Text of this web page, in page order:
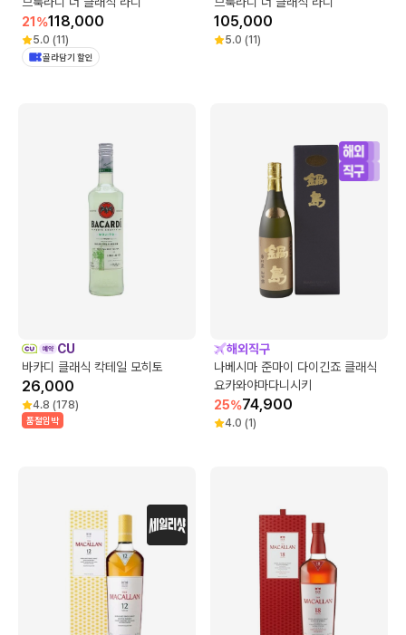
21 %118,000
5.0 (11)
골라담기 할인
105,000
5.0 (11)
CU
바카디 클래식 칵테일 모히토
26,000
4.8 (178)
품절임박
해외직구
나베시마 준마이 다이긴죠 클래식
요카와야마다니시키
25%74,900
4.0 (1)